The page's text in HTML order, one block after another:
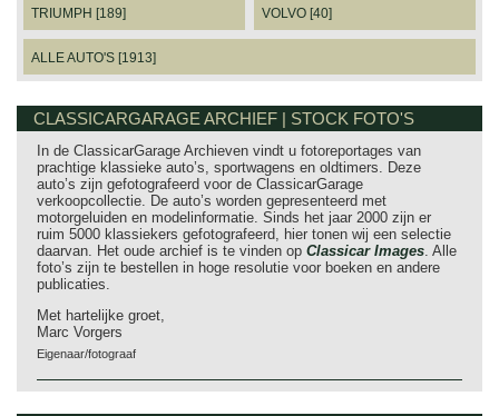
TRIUMPH [189] VOLVO [40]
ALLE AUTO'S [1913]
CLASSICARGARAGE ARCHIEF | STOCK FOTO'S
In de ClassicarGarage Archieven vindt u fotoreportages van
prachtige klassieke auto’s, sportwagens en oldtimers. Deze
auto’s zijn gefotografeerd voor de ClassicarGarage
verkoopcollectie. De auto’s worden gepresenteerd met
motorgeluiden en modelinformatie. Sinds het jaar 2000 zijn er
ruim 5000 klassiekers gefotografeerd, hier tonen wij een selectie
daarvan. Het oude archief is te vinden op Classicar Images . Alle
foto’s zijn te bestellen in hoge resolutie voor boeken en andere
publicaties.
Met hartelijke groet,
Marc Vorgers
Eigenaar/fotograaf